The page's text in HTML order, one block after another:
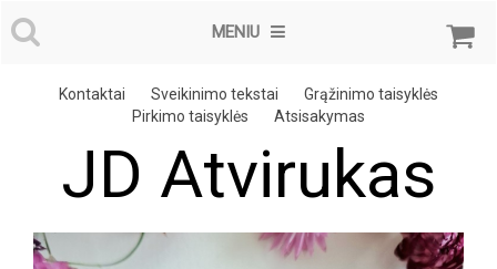
JD Atvirukas
MENIU
Kontaktai Sveikinimo tekstai
Grąžinimo taisyklės
Pirkimo taisyklės
Atsisakymas